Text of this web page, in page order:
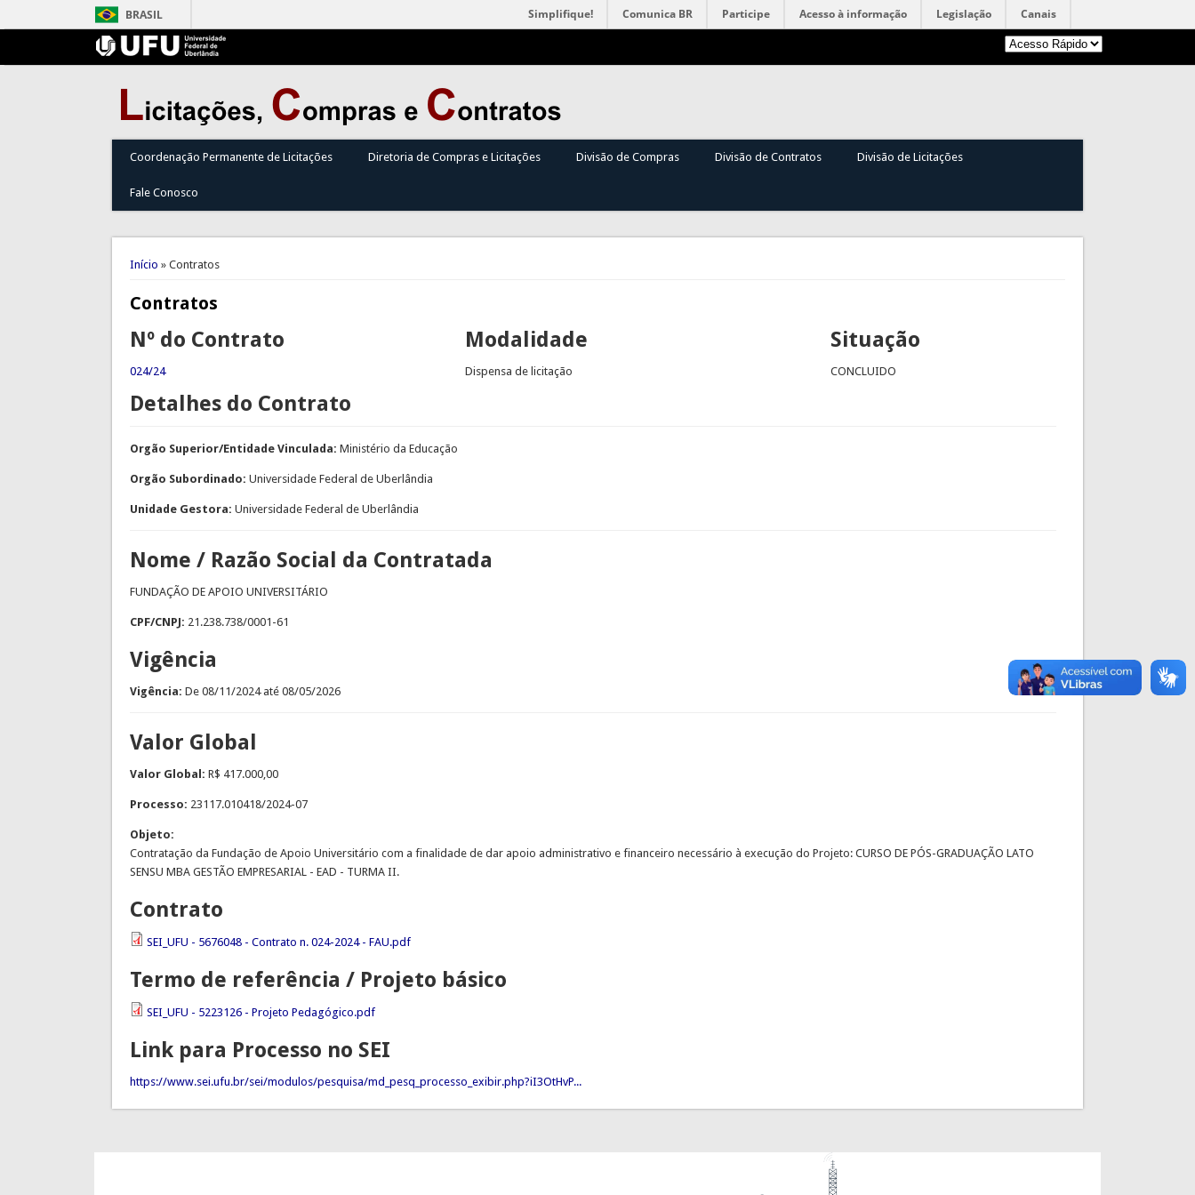
BRASIL Simplifique! Comunica BR Participe Acesso à informação Legislação Canais
Coordenação Permanente de Licitações Diretoria de Compras e Licitações Divisão de Compras Divisão de Contratos Divisão de Licitações
Fale Conosco
Você está aqui
Início » Contratos
Contratos
Nº do Contrato
024/24
Modalidade
Dispensa de licitação
Situação
CONCLUIDO
Detalhes do Contrato
Orgão Superior/Entidade Vinculada: Ministério da Educação
Orgão Subordinado: Universidade Federal de Uberlândia
Unidade Gestora: Universidade Federal de Uberlândia
Nome / Razão Social da Contratada
FUNDAÇÃO DE APOIO UNIVERSITÁRIO
CPF/CNPJ: 21.238.738/0001-61
Vigência
Vigência: De 08/11/2024até 08/05/2026
Valor Global
Valor Global: R$ 417.000,00
Processo: 23117.010418/2024-07
Objeto:
Contratação da Fundação de Apoio Universitário com a finalidade de dar apoio administrativo e financeiro necessário à execução do Projeto: CURSO DE PÓS-GRADUAÇÃO LATO
SENSU MBA GESTÃO EMPRESARIAL - EAD - TURMA II.
Contrato
SEI_UFU - 5676048 - Contrato n. 024-2024 - FAU.pdf
Termo de referência / Projeto básico
SEI_UFU - 5223126 - Projeto Pedagógico.pdf
Link para Processo no SEI
https://www.sei.ufu.br/sei/modulos/pesquisa/md_pesq_processo_exibir.php?iI3OtHvP...